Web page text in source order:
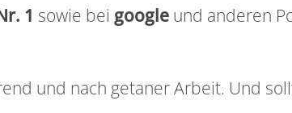
1 sowie bei google und anderen
und nach getaner Arbeit. Und